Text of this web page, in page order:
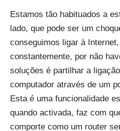
Estamos tão habituados a
lado, que pode ser um
conseguimos ligar à
constantemente, por não
soluções é partilhar a
computador através de um
Esta é uma funcionalidade
quando activada, faz com
comporte como um router